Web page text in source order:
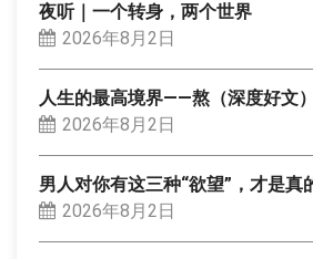
夜听｜一个转身，两个世界
2026年8月2日
人生的最高境界——熬（深度好文）
2026年8月2日
男人对你有这三种“欲望”，才是真
2026年8月2日